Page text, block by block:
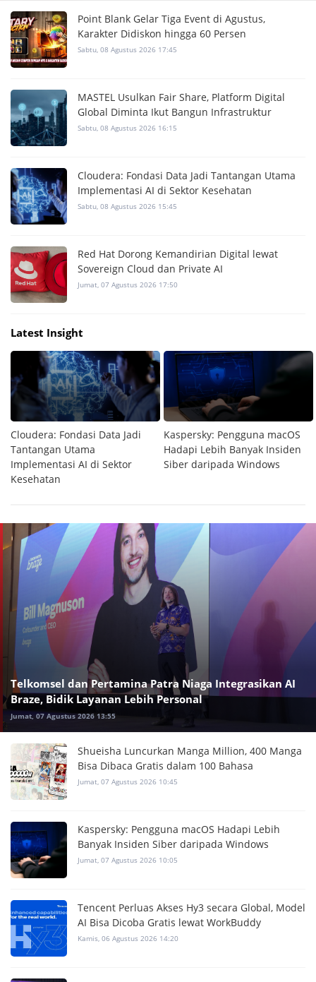
Point Blank Gelar Tiga Event di Agustus,
Karakter Didiskon hingga 60 Persen
Sabtu, 08 Agustus 2026 17:45
MASTEL Usulkan Fair Share, Platform Digital
Global Diminta Ikut Bangun Infrastruktur
Sabtu, 08 Agustus 2026 16:15
Cloudera: Fondasi Data Jadi Tantangan Utama
Implementasi AI di Sektor Kesehatan
Sabtu, 08 Agustus 2026 15:45
Red Hat Dorong Kemandirian Digital lewat
Sovereign Cloud dan Private AI
Jumat, 07 Agustus 2026 17:50
Latest Insight
Cloudera: Fondasi Data Jadi
Tantangan Utama
Implementasi AI di Sektor
Kesehatan
Kaspersky: Pengguna macOS
Hadapi Lebih Banyak Insiden
Siber daripada Windows
Telkomsel dan Pertamina Patra Niaga Integrasikan AI
Braze, Bidik Layanan Lebih Personal
Jumat, 07 Agustus 2026 13:55
Shueisha Luncurkan Manga Million, 400 Manga
Bisa Dibaca Gratis dalam 100 Bahasa
Jumat, 07 Agustus 2026 10:45
Kaspersky: Pengguna macOS Hadapi Lebih
Banyak Insiden Siber daripada Windows
Jumat, 07 Agustus 2026 10:05
Tencent Perluas Akses Hy3 secara Global, Model
AI Bisa Dicoba Gratis lewat WorkBuddy
Kamis, 06 Agustus 2026 14:20